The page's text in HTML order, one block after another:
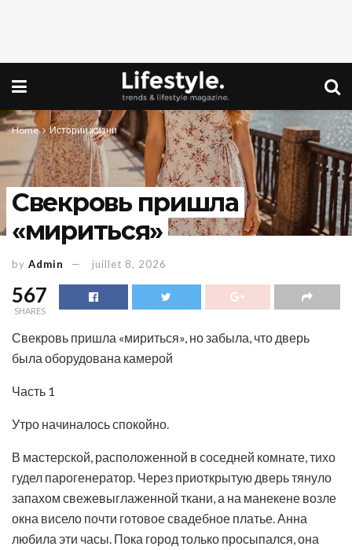
Home Истории жизни
Свекровь пришла
«мириться»
by Admin juillet 8, 2026
567
SHARES
Свекровь пришла «мириться», но забыла, что дверь
была оборудована камерой
Часть 1
Утро начиналось спокойно.
В мастерской, расположенной в соседней комнате, тихо
гудел парогенератор. Через приоткрытую дверь тянуло
запахом свежевыглаженной ткани, а на манекене возле
окна висело почти готовое свадебное платье. Анна
любила эти часы. Пока город только просыпался, она